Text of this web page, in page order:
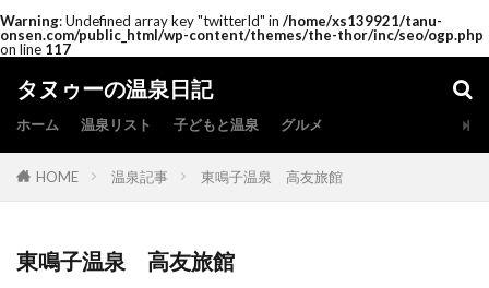
Warning: Undefined array key "twitterId" in /home/xs139921/tanu-
onsen.com/public_html/wp-content/themes/the-thor/inc/seo/ogp.php
on line 117
タヌゥーの温泉日記
ホーム 温泉リスト 子どもと温泉 グルメ
HOME 温泉記事 東鳴子温泉 高友旅館
東鳴子温泉 高友旅館